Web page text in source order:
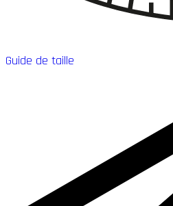
Guide de taille